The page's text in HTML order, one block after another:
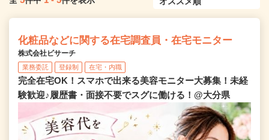
化粧品などに関する在宅調査員・在宅モニター
株式会社ビサーチ
業務委託 登録制 在宅・内職
完全在宅OK！スマホで出来る美容モニター大募集！未経
験歓迎♪履歴書・面接不要でスグに働ける！@大分県